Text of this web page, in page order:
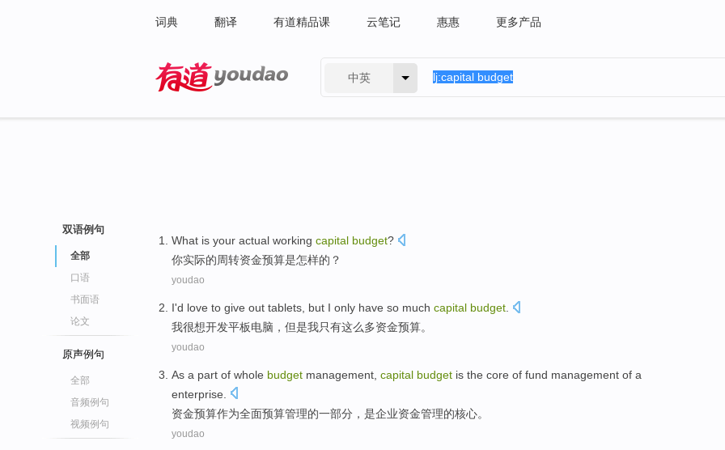
词典 翻译 有道精品课 云笔记 惠惠 更多产品
中英
双语例句
全部
口语
书面语
论文
原声例句
全部
音频例句
视频例句
What is your actual working capital budget?
你实际的周转资金预算是怎样的？
youdao
I'd love to give out tablets but I only have so much capital budget
我很想开发平板电脑， 但是我只有这么多资金预算。
youdao
As a part of whole budget management capital budget is the core of fund management of a
enterprise
资金预算作为全面预算管理的一部分 ， 是企业资金管理的核心。
youdao